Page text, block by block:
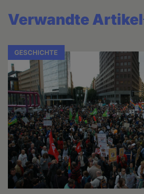
Verwandte Artikel
GESCHICHTE